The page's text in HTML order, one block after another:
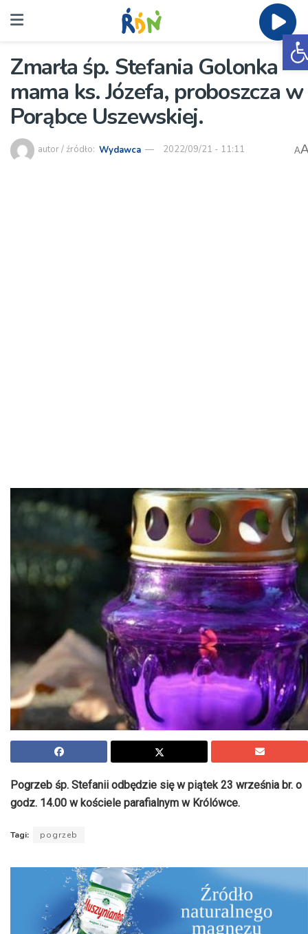
Zmarła śp. Stefania Golonka –
mama ks. Józefa, proboszcza w
Porąbce Uszewskiej.
autor / źródło: Wydawca 2022/09/21 - 11:11 A
Pogrzeb śp. Stefanii odbędzie się w piątek 23 września br. o
godz. 14.00 w kościele parafialnym w Królówce.
Tagi: pogrzeb